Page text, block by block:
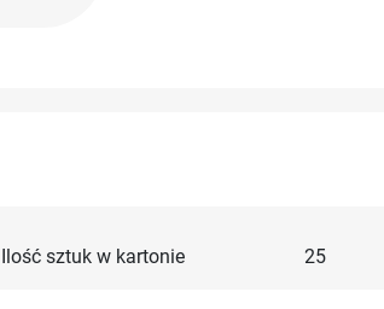
Ilość sztuk w kartonie 25